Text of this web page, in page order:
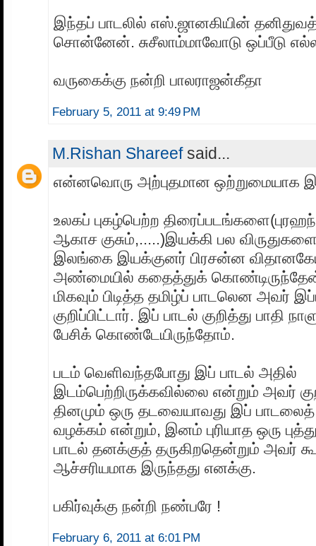
இந்தப் பாடலில் எஸ்.ஜானகியின்
சொன்னேன். சுசீலாம்மாவோடு ஒப்பீடு
வருகைக்கு நன்றி பாலராஜன்கீதா
February 5, 2011 at 9:49 PM
M.Rishan Shareefsaid...
என்னவொரு அற்புதமான ஒற்றுமையாக
உலகப் புகழ்பெற்ற
ஆகாச குசும்,.....)இயக்கி பல
இலங்கை இயக்குனர் பிரசன்ன
அண்மையில் கதைத்துக்
மிகவும் பிடித்த தமிழ்ப் பாடலென அவர்
குறிப்பிட்டார். இப் பாடல் குறித்து பாதி
பேசிக் கொண்டேயிருந்தோம்.
படம் வெளிவந்தபோது இப் பாடல் அதில்
இடம்பெற்றிருக்கவில்லை என்றும் அவர்
தினமும் ஒரு தடவையாவது இப்
வழக்கம் என்றும், இனம் புரியாத ஒரு
பாடல் தனக்குத் தருகிறதென்றும் அவர்
ஆச்சரியமாக இருந்தது எனக்கு.
பகிர்வுக்கு நன்றி நண்பரே !
February 6, 2011 at 6:01 PM